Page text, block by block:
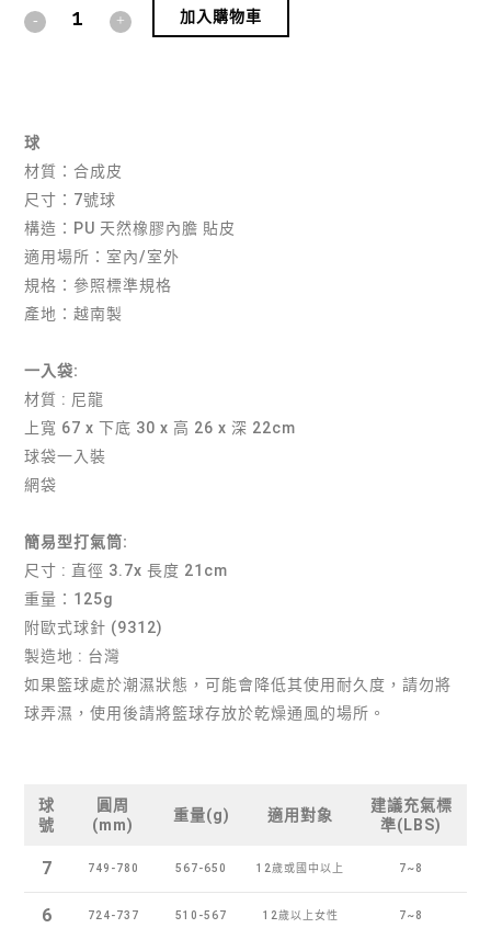
加入購物車
球
材質：合成皮
尺寸：7號球
構造：PU 天然橡膠內膽 貼皮
適用場所：室內/室外
規格：參照標準規格
產地：越南製
一入袋:
材質 : 尼龍
上寬 67 x 下底 30 x 高 26 x 深 22cm
球袋一入裝
網袋
簡易型打氣筒:
尺寸 : 直徑 3.7x 長度 21cm
重量：125g
附歐式球針 (9312)
製造地 : 台灣
如果籃球處於潮濕狀態，可能會降低其使用耐久度，請勿將
球弄濕，使用後請將籃球存放於乾燥通風的場所。
球
號
圓周
(mm)
重量(g) 適用對象
建議充氣標
準(LBS)
7 749-780 567-650 12歲或國中以上 7~8
6 724-737 510-567 12歲以上女性 7~8